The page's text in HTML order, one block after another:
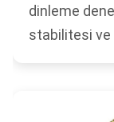
dinleme
stabilitesi ve